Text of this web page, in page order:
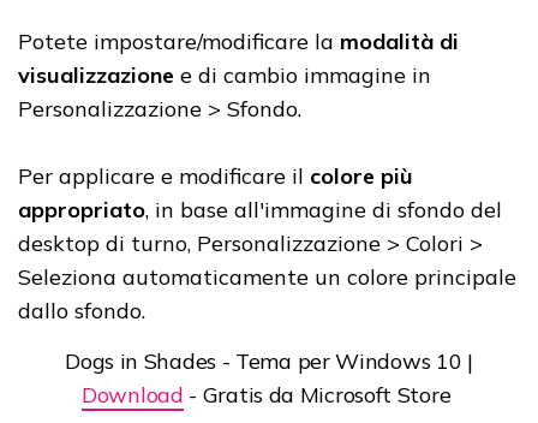
Potete impostare/modificare la modalità di
visualizzazione e di cambio immagine in
Personalizzazione > Sfondo.
Per applicare e modificare il colore più
appropriato, in base all'immagine di sfondo del
desktop di turno, Personalizzazione > Colori >
Seleziona automaticamente un colore principale
dallo sfondo.
Dogs in Shades - Tema per Windows 10 |
Download - Gratis da Microsoft Store